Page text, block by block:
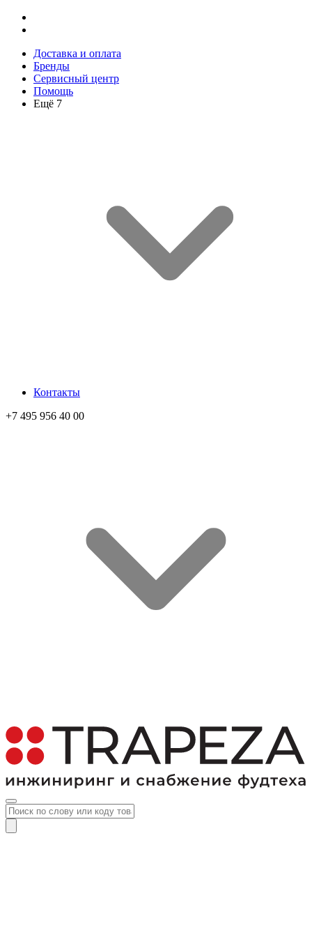
Доставка и оплата
Бренды
Сервисный центр
Помощь
Ещё 7
Контакты
+7 495 956 40 00